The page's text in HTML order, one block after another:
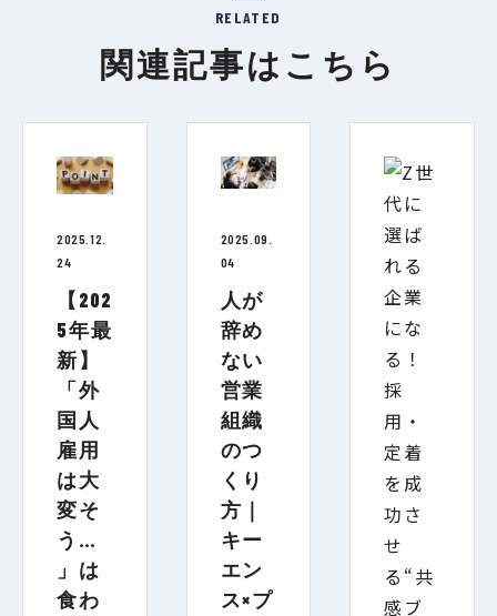
RELATED
関連記事はこちら
2025.12.
24
【202
5年最
新】
「外
国人
雇用
は大
変そ
う…
」は
食わ
2025.09.
04
人が
辞め
ない
営業
組織
のつ
くり
方｜
キー
エン
ス×プ